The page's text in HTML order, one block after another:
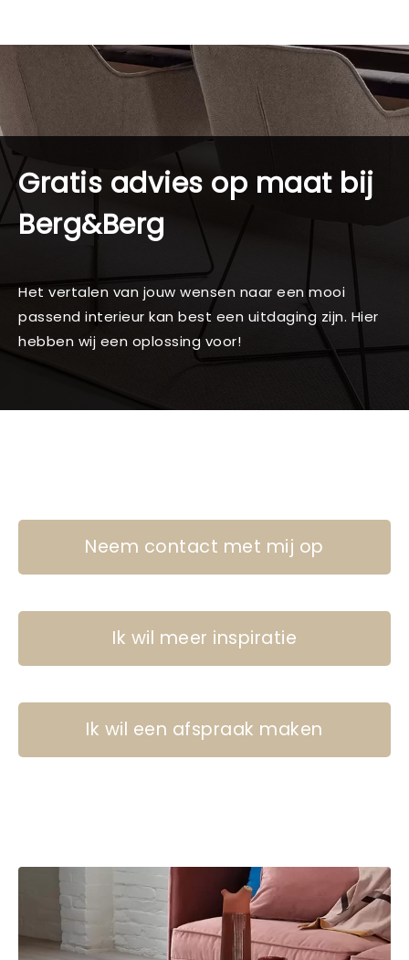
Gratis advies op maat bij
Berg&Berg
Het vertalen van jouw wensen naar een mooi
passend interieur kan best een uitdaging zijn. Hier
hebben wij een oplossing voor!
Neem contact met mij op
Ik wil meer inspiratie
Ik wil een afspraak maken